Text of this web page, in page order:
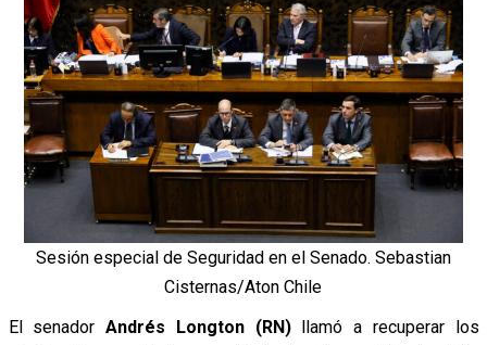
Sesión especial de Seguridad en el Senado. Sebastian
Cisternas/Aton Chile
El senador Andrés Longton (RN)llamó a recuperar los